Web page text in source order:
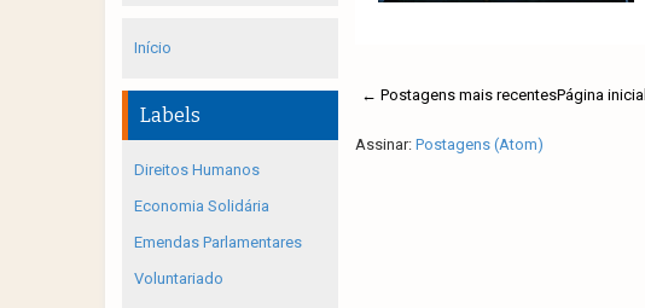
← Postagens mais recentesPágina inicial
Assinar: Postagens (Atom)
Início
Labels
Direitos Humanos
Economia Solidária
Emendas Parlamentares
Voluntariado